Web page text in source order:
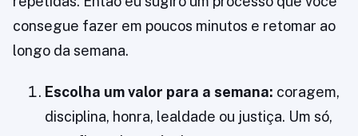
consegue fazer em poucos minutos e retomar ao
longo da semana.
Escolha um valor para a semana: coragem,
disciplina, honra, lealdade ou justiça. Um só,